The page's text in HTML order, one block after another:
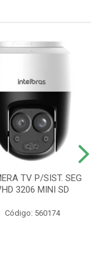
TV P/SIST. SEG
3206 MINI SD
Código: 560174